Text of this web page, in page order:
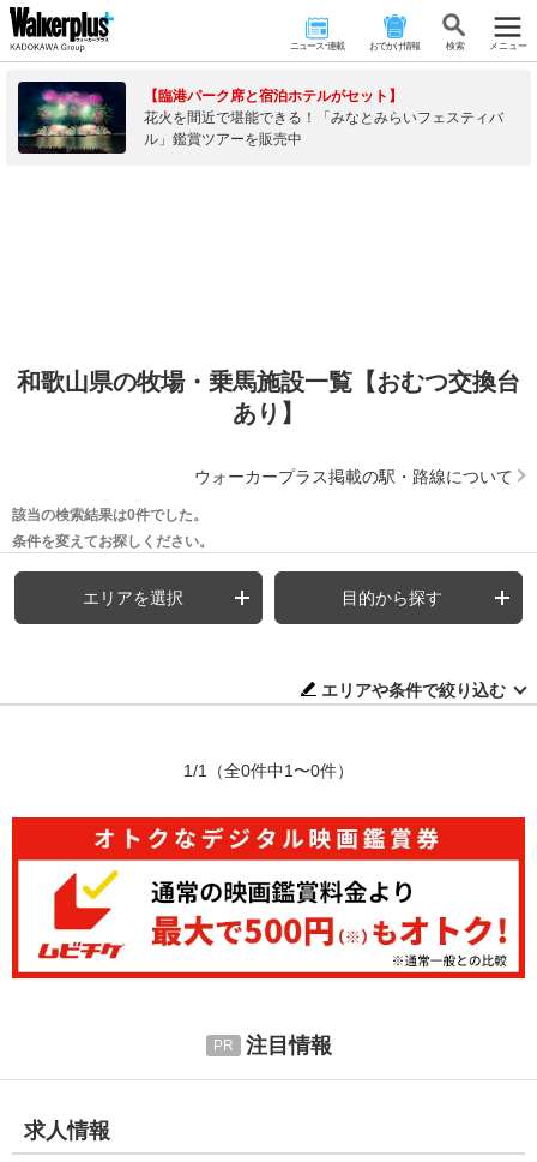
ニュース･連載 おでかけ情報 検 索 メニュー
【臨港パーク席と宿泊ホテルがセット】
花火を間近で堪能できる！「みなとみらいフェスティバ
ル」鑑賞ツアーを販売中
和歌山県の牧場・乗馬施設一覧【おむつ交換台
あり】
ウォーカープラス掲載の駅・路線について
該当の検索結果は0件でした。
条件を変えてお探しください。
エリアを選択 目的から探す
エリアや条件で絞り込む
1/1 （全0件中1〜0件）
注目情報
求人情報